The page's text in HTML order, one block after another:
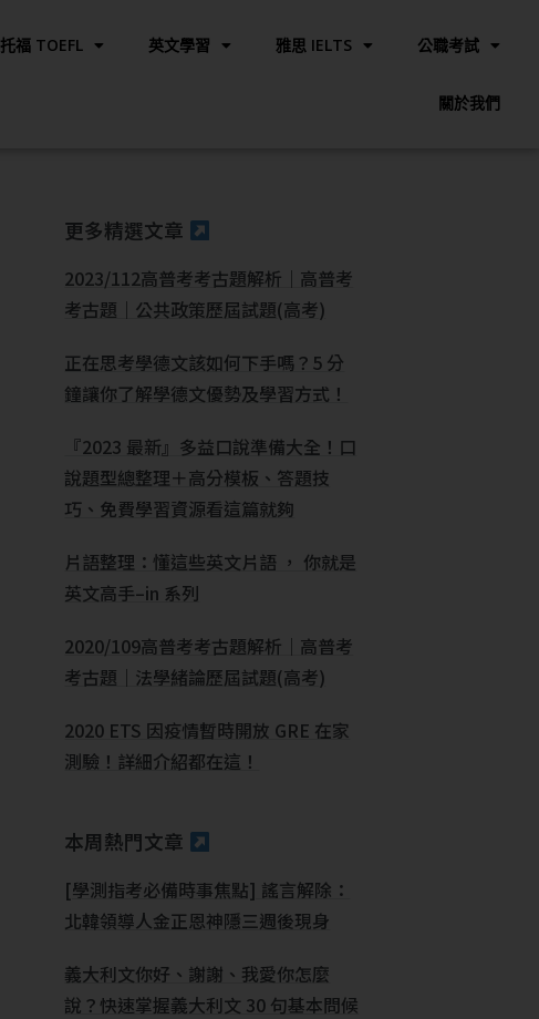
托福 TOEFL 英文學習 雅思 IELTS 公職考試
關於我們
更多精選文章
2023/112高普考考古題解析｜高普考
考古題｜公共政策歷屆試題(高考)
正在思考學德文該如何下手嗎？5 分
鐘讓你了解學德文優勢及學習方式！
『2023 最新』多益口說準備大全！口
說題型總整理＋高分模板、答題技
巧、免費學習資源看這篇就夠
片語整理：懂這些英文片語 ， 你就是
英文高手–in 系列
2020/109高普考考古題解析｜高普考
考古題｜法學緒論歷屆試題(高考)
2020 ETS 因疫情暫時開放 GRE 在家
測驗！詳細介紹都在這！
本周熱門文章
[學測指考必備時事焦點] 謠言解除：
北韓領導人金正恩神隱三週後現身
義大利文你好、謝謝、我愛你怎麼
說？快速掌握義大利文 30 句基本問候